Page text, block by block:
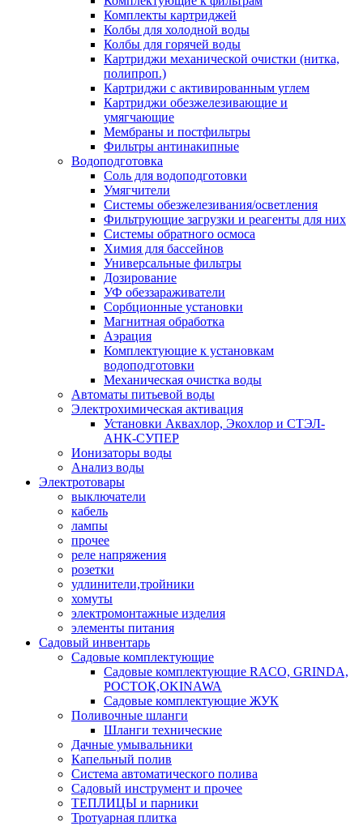
Комплекты картриджей
Колбы для холодной воды
Колбы для горячей воды
Картриджи механической очистки (нитка,
полипроп.)
Картриджи с активированным углем
Картриджи обезжелезивающие и
умягчающие
Мембраны и постфильтры
Фильтры антинакипные
Водоподготовка
Соль для водоподготовки
Умягчители
Системы обезжелезивания/осветления
Фильтрующие загрузки и реагенты для них
Системы обратного осмоса
Химия для бассейнов
Универсальные фильтры
Дозирование
УФ обеззараживатели
Сорбционные установки
Магнитная обработка
Аэрация
Комплектующие к установкам
водоподготовки
Механическая очистка воды
Автоматы питьевой воды
Электрохимическая активация
Установки Аквахлор, Экохлор и СТЭЛ-
АНК-СУПЕР
Ионизаторы воды
Анализ воды
Электротовары
выключатели
кабель
лампы
прочее
реле напряжения
розетки
удлинители,тройники
хомуты
электромонтажные изделия
элементы питания
Садовый инвентарь
Садовые комплектующие
Садовые комплектующие RACO, GRINDA,
РОСТОК,OKINAWA
Садовые комплектующие ЖУК
Поливочные шланги
Шланги технические
Дачные умывальники
Капельный полив
Система автоматического полива
Садовый инструмент и прочее
ТЕПЛИЦЫ и парники
Тротуарная плитка